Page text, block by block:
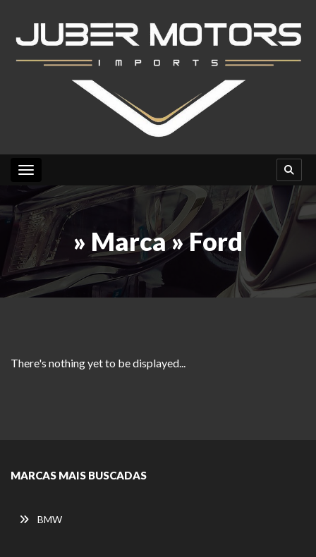
Toggle navigation
» Marca » Ford
There's nothing yet to be displayed...
MARCAS MAIS BUSCADAS
BMW